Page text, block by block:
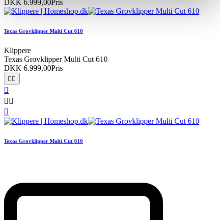
DKK 6.999,00Pris
Texas Grovklipper Multi Cut 610
Klippere
Texas Grovklipper Multi Cut 610
DKK 6.999,00Pris


 

Texas Grovklipper Multi Cut 610